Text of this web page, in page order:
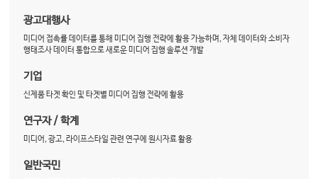
광고대행사
미디어 접촉률 데이터를 통해 미디어 집행 전략에 활용 가능하며, 자체 데이터와 소비자
행태조사 데이터 통합으로 새로운 미디어 집행 솔루션 개발
기업
신제품 타겟 확인 및 타겟별 미디어 집행 전략에 활용
연구자 / 학계
미디어, 광고, 라이프스타일 관련 연구에 원시자료 활용
일반국민